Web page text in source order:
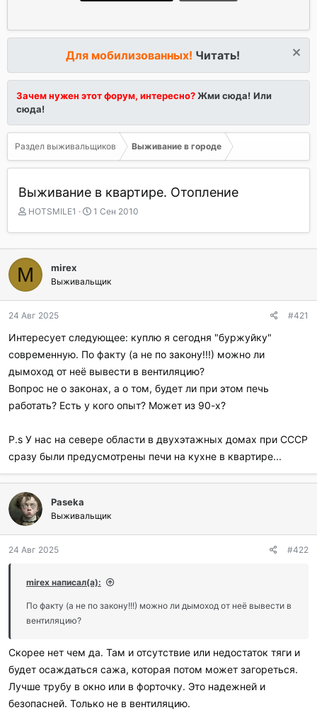
Для мобилизованных! Читать!
Зачем нужен этот форум, интересно?Жми сюда! Или
сюда!
Раздел выживальщиков Выживание в городе
Выживание в квартире. Отопление
А
т
о
р
т
м
ы
HOTSMILE1
Д
т
а
ч
а
1 Сен 2010
M mirex
Выживальщик
24 Авг 2025 #421
Интересует следующее: куплю я сегодня "буржуйку"
современную. По факту (а не по закону!!!) можно ли
дымоход от неё вывести в вентиляцию?
Вопрос не о законах, а о том, будет ли при этом печь
работать? Есть у кого опыт? Может из 90-х?
P.s У нас на севере области в двухэтажных домах при СССР
сразу были предусмотрены печи на кухне в квартире...
Paseka
Выживальщик
24 Авг 2025 #422
mirex написал(а):
По факту (а не по закону!!!) можно ли дымоход от неё вывести в
вентиляцию?
Скорее нет чем да. Там и отсутствие или недостаток тяги и
будет осаждаться сажа, которая потом может загореться.
Лучше трубу в окно или в форточку. Это надежней и
безопасней. Только не в вентиляцию.